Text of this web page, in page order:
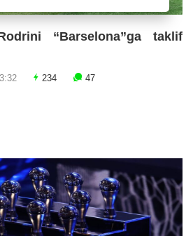
“Barselona”ga taklif
234 47